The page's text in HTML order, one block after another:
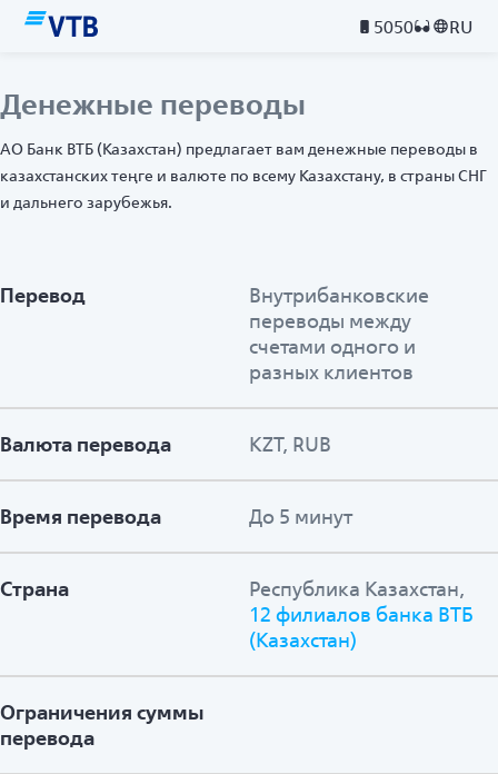
5050 RU
Денежные переводы
АО Банк ВТБ (Казахстан) предлагает вам денежные переводы в
казахстанских теңге и валюте по всему Казахстану, в страны СНГ
и дальнего зарубежья.
Перевод
Валюта перевода
Время перевода
Страна
Ограничения суммы
перевода
Внутрибанковские
переводы между
счетами одного и
разных клиентов
KZT, RUB
До 5 минут
Республика Казахстан,
12 филиалов банка ВТБ
(Казахстан)